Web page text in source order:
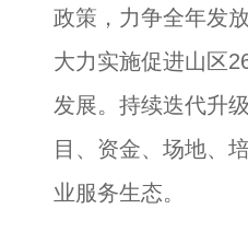
政策，力争全年发
大力实施促进山区
发展。持续迭代升
目、资金、场地、
业服务生态。